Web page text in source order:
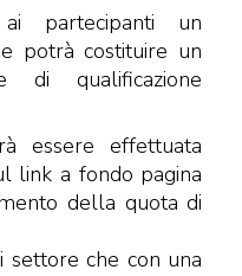
ai partecipanti un
potrà costituire un
di qualificazione
essere effettuata
link a fondo pagina
della quota di
settore che con una